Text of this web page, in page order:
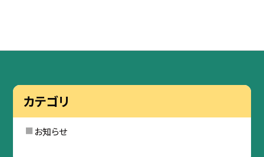
カテゴリ
お知らせ